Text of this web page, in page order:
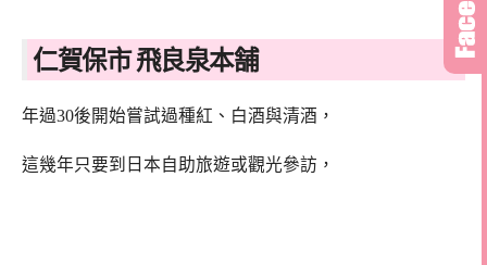
仁賀保市 飛良泉本舗
年過30後開始嘗試過種紅、白酒與清酒，
這幾年只要到日本自助旅遊或觀光參訪，